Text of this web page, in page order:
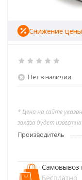
Нет в наличии
Снижение цены
* Цена на сайте
заказа будет
Производитель
Самовывоз
Бесплатно